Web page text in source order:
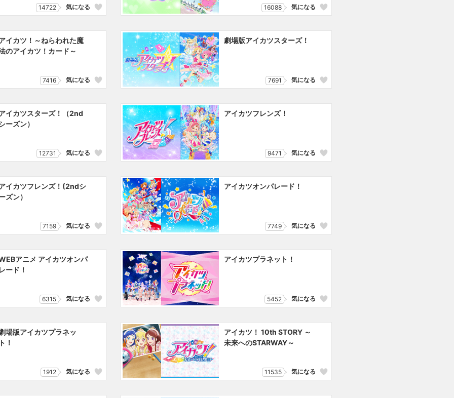
14722 気になる 16088 気になる
イカツ！～ねらわれた魔
のアイカツ！カード～
7416 気になる
劇場版アイカツスターズ！
7691 気になる
イカツスターズ！（2nd
ーズン）
12731 気になる
アイカツフレンズ！
9471 気になる
イカツフレンズ！(2ndシ
ズン）
7159 気になる
アイカツオンパレード！
7749 気になる
アニメ アイカツオンパ
ード！
6315 気になる
アイカツプラネット！
5452 気になる
場版アイカツプラネッ
！
1912 気になる
アイカツ！ 10th STORY ～
未来へのSTARWAY～
11535 気になる